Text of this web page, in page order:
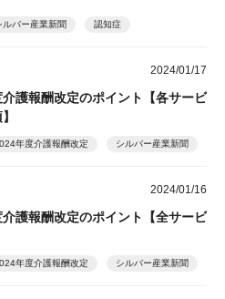
ルバー産業新聞 認知症
2024/01/17
介護報酬改定のポイント【各サービ
年度介護報酬改定 シルバー産業新聞
2024/01/16
介護報酬改定のポイント【全サービ
年度介護報酬改定 シルバー産業新聞